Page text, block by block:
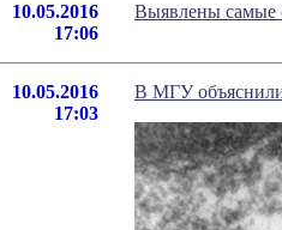
10.05.2016
17:06
Выявлены самые
10.05.2016
17:03
В МГУ объяснили